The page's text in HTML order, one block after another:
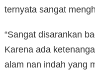
ternyata sangat
“Sangat disarankan
Karena ada
alam nan indah yang